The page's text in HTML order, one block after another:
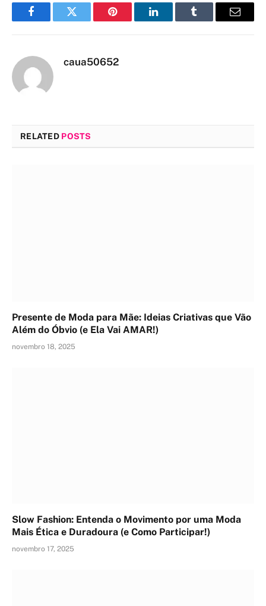
FacebookTwitter Pinterest LinkedInTumblr Email
caua50652
RELATED POSTS
Presente de Moda para Mãe: Ideias Criativas que Vão
Além do Óbvio (e Ela Vai AMAR!)
novembro 18, 2025
Slow Fashion: Entenda o Movimento por uma Moda
Mais Ética e Duradoura (e Como Participar!)
novembro 17, 2025